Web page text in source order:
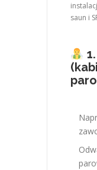
saun i